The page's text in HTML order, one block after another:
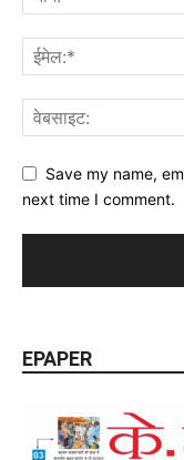
Save my name,
next time I comment.
EPAPER